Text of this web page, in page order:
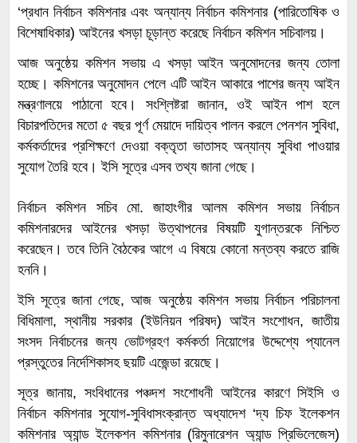
‘প্রধান নির্বাচন কমিশনার এবং অন্যান্য নির্বাচন কমিশনার (পারিতোষিক ও
বিশেষাধিকার) আইনের খসড়া চূড়ান্ত করেছে নির্বাচন কমিশন সচিবালয়।
আজ অনুষ্ঠেয় কমিশন সভায় এ খসড়া আইন অনুমোদনের জন্য তোলা
হচ্ছে। কমিশনের অনুমোদন পেলে এটি আইন আকারে পাশের জন্য আইন
মন্ত্রণালয়ে পাঠানো হবে। সংশ্লিষ্টরা জানান, ওই আইন পাশ হলে
বিচারপতিদের মতো ৫ বছর পূর্ণ মেয়াদে দায়িত্ব পালন করলে পেনশন সুবিধা,
কর্মকর্তাদের প্রশিক্ষণে দেওয়া বক্তৃতা ভাতাসহ অন্যান্য সুবিধা পাওয়ার
সুযোগ তৈরি হবে। ইসি সূত্রে এসব তথ্য জানা গেছে।
নির্বাচন কমিশন সচিব মো. জাহাংগীর আলম কমিশন সভায় নির্বাচন
কমিশনারদের আইনের খসড়া উত্থাপনের বিষয়টি যুগান্তরকে নিশ্চিত
করেছেন। তবে তিনি বৈঠকের আগে এ বিষয়ে কোনো মন্তব্য করতে রাজি
হননি।
ইসি সূত্রে জানা গেছে, আজ অনুষ্ঠেয় কমিশন সভায় নির্বাচন পরিচালনা
বিধিমালা, স্থানীয় সরকার (ইউনিয়ন পরিষদ) আইন সংশোধন, জাতীয়
সংসদ নির্বাচনের জন্য ভোটগ্রহণ কর্মকর্তা নিয়োগের উদ্দেশ্যে প্যানেল
প্রস্তুতের নির্দেশিকাসহ ছয়টি এজেন্ডা রয়েছে।
সূত্র জানায়, সংবিধানের পঞ্চদশ সংশোধনী আইনের কারণে সিইসি ও
নির্বাচন কমিশনার সুযোগ-সুবিধাসংক্রান্ত অধ্যাদেশ ‘দ্য চিফ ইলেকশন
কমিশনার অ্যান্ড ইলেকশন কমিশনার (রিমুনারেশন অ্যান্ড প্রিভিলেজেস)